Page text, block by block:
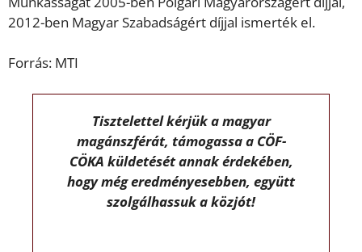
2012-ben Magyar Szabadságért díjjal ismerték el.
Forrás: MTI
Tisztelettel kérjük a magyar
magánszférát, támogassa a CÖF-
CÖKA küldetését annak érdekében,
hogy még eredményesebben, együtt
szolgálhassuk a közjót!